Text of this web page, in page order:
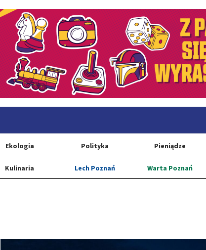
Ekologia Polityka Pieniądze
Kulinaria Lech Poznań Warta Poznań